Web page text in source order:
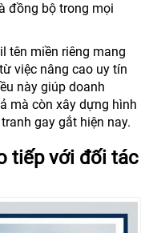
đồng bộ trong mọi
tên miền riêng mang
việc nâng cao uy tín
này giúp doanh
mà còn xây dựng hình
gay gắt hiện nay.
tiếp với đối tác